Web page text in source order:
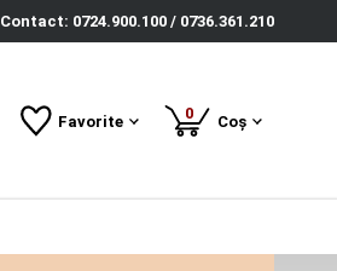
Contact: 0724.900.100 / 0736.361.210
Favorite 0produse
Coș